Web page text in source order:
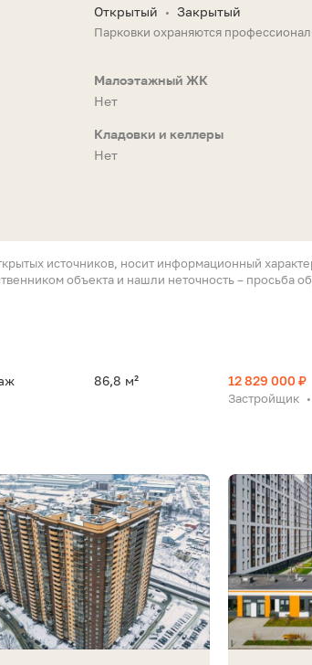
Открытый
• Закрытый
Парковки охраняются
Малоэтажный ЖК
Нет
Кладовки и келлеры
Нет
источников, носит информационный
объекта и нашли неточность – просьба
86,8 м² 12 829 000 ₽
Застройщик •